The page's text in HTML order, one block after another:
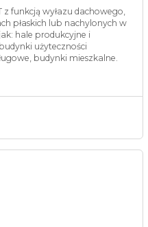
funkcją wyłazu dachowego,
płaskich lub nachylonych w
hale produkcyjne i
użyteczności
budynki mieszkalne.